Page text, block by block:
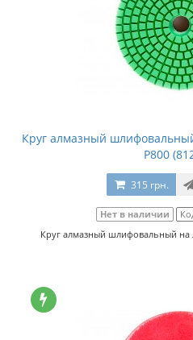
Круг алмазный
P800
315 грн.
Нет в наличии
Круг алмазный шлифовальный на